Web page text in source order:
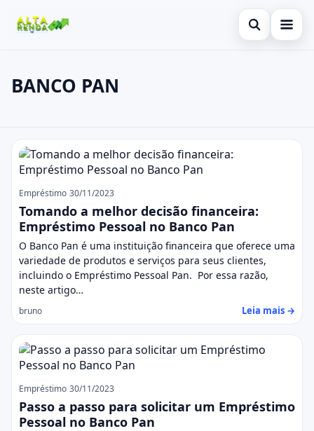
Abrir busca
Conta Digital
Empréstimo
Finanças
Imóvel
Legal
Pressione Enter para buscar ou ESC para fechar.
BANCO PAN
BANCO PAN
Empréstimo 30/11/2023
Tomando a melhor decisão financeira:
Empréstimo Pessoal no Banco Pan
O Banco Pan é uma instituição financeira que oferece uma
variedade de produtos e serviços para seus clientes,
incluindo o Empréstimo Pessoal Pan. Por essa razão,
neste artigo…
bruno Leia mais →
Empréstimo 30/11/2023
Passo a passo para solicitar um Empréstimo
Pessoal no Banco Pan